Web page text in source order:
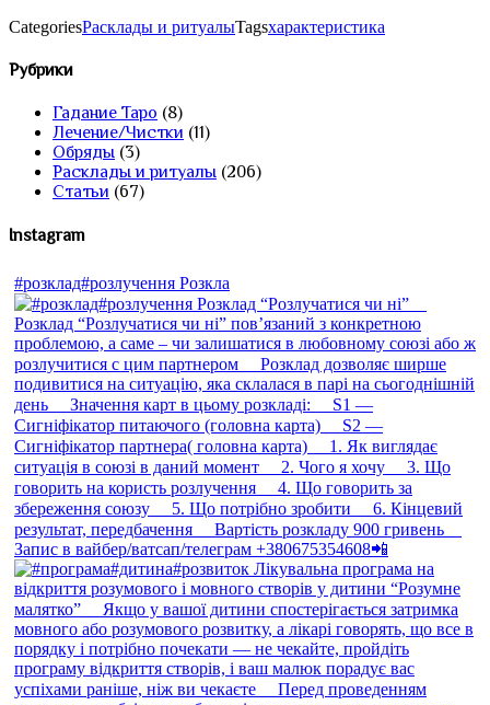
CategoriesРасклады и ритуалыTagsхарактеристика
Рубрики
Гадание Таро (8)
Лечение/Чистки (11)
Обряды (3)
Расклады и ритуалы (206)
Статьи (67)
Instagram
#розклад#розлучення Розкла